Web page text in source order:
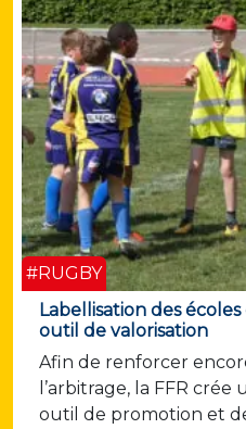
#RUGBY
Labellisation des
outil de valorisation
Afin de renforcer
l’arbitrage, la FFR
outil de promotion et